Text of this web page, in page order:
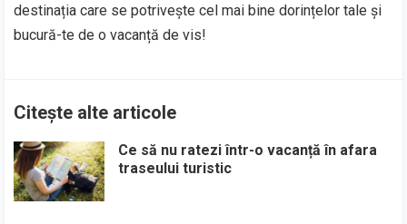
destinația care se potrivește cel mai bine dorințelor tale și
bucură-te de o vacanță de vis!
Citește alte articole
Ce să nu ratezi într-o vacanță în afara
traseului turistic